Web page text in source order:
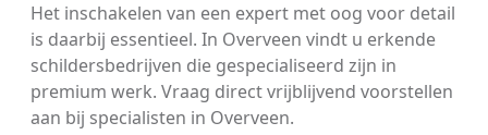
Het inschakelen van een expert met oog voor detail
is daarbij essentieel. In Overveen vindt u erkende
schildersbedrijven die gespecialiseerd zijn in
premium werk. Vraag direct vrijblijvend voorstellen
aan bij specialisten in Overveen.